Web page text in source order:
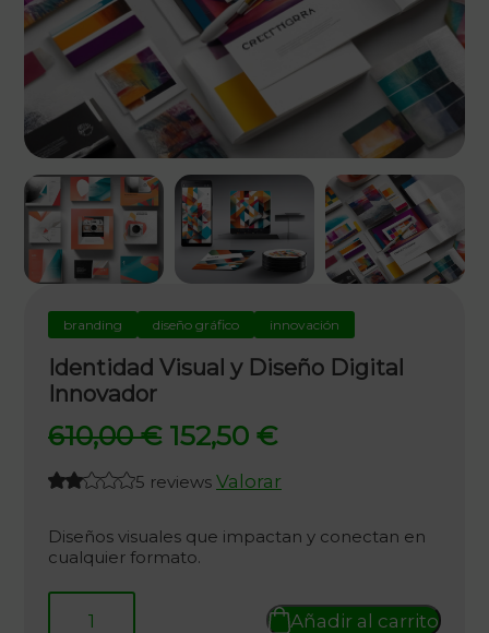
branding diseño gráfico innovación
Identidad Visual y Diseño Digital
Innovador
610,00€ El
precio
era:
610,00 €.
152,50 €El
precio
es:
5 reviews Valorar
Diseños visuales que impactan y conectan en
cualquier formato.
Añadir al carrito